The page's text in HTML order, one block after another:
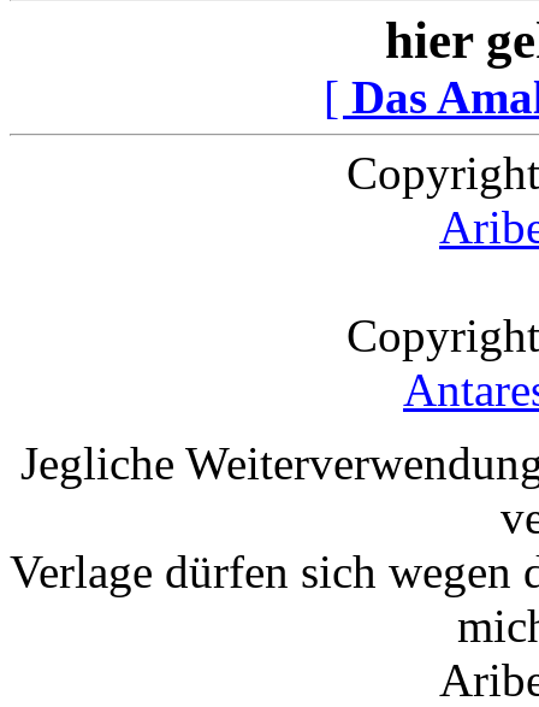
hier
[ Das
Jegliche
Verlage dürfen sich wegen